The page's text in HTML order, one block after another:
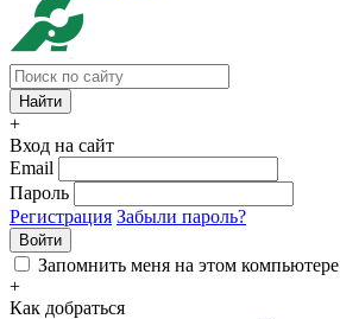
+
Вход на сайт
Email
Пароль
Регистрация Забыли пароль?
Войти
Запомнить меня на этом компьютере
+
Как добраться